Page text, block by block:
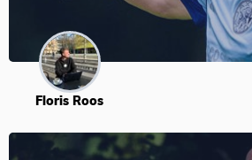
Floris Roos